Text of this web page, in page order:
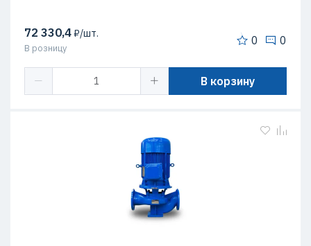
72 330,4₽/шт.
В розницу
0 0
В корзину